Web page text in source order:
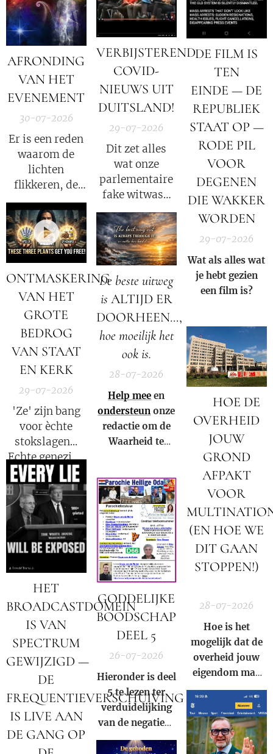
straf?
AFRONDING
VAN HET
EVENEMENT
30-07-2026
Er is een reden
waarom de
lichten
flikkeren, de
satellieten
verschuiven en
de
datastromen
worden
omgeleid.
DE FILM IS
TEN
EINDE — DE
REPUBLIEK
STAAT OP —
RODE PIL
VOOR
DEGENEN
DIE WAKKER
WORDEN
29-07-2026
Wat als alles wat
je hebt gezien
een film is?
ONTMASKERING
VAN HET
GROTE
BEDROG
VAN STAAT
EN KERK
29-07-2026
'Ze' zijn bang
voor èchte
stokslagen...
Echte genezing
laat emoties
stromen. We
mogen niet
langer meer
zwijgen!
VERBIJSTEREND
COVID-
NIEUWS UIT
DUITSLAND!
29-07-2026
Dit zet alles
wat onze
parlementaire
fake witwas-
enquete tot nu
toe heeft
gedaan
opnieuw
volledig op zijn
kop!
🚨 HOE DE
OVERHEID
JOUW
GROND
AFPAKT
VOOR
(EN HOE WE
DIT GAAN
STOPPEN!)
28-07-2026
Hoe is het
mogelijk dat de
overheid jouw
eigendom mag
afpakken voor
de winst van een
multinational?
HET
BROADCASTDOMEIN
IS VAN
SPECTRUM
GEWIJZIGD —
DE
FREQUENTIEVERSCHUIVING
IS LIVE AAN
DE GANG OP
De beste uitweg
is ALTIJD ER
DOORHEEN...,
hoe moeilijk het
ook is.
28-07-2026
Help mee en
ondersteun onze
redactie om de
Waarheid te
Nederland,
België en in de
rest van de
wereld.
GODDELIJKE
BOODSCHAP
DEEL 5
26-07-2026
Hieronder is deel
5 te lezen ter
verduidelijking
van de negatieve
rol en